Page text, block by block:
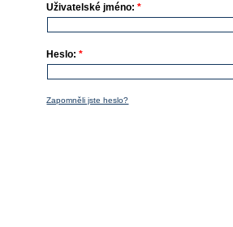
Uživatelské jméno:*
Heslo:*
Zapomněli jste heslo?